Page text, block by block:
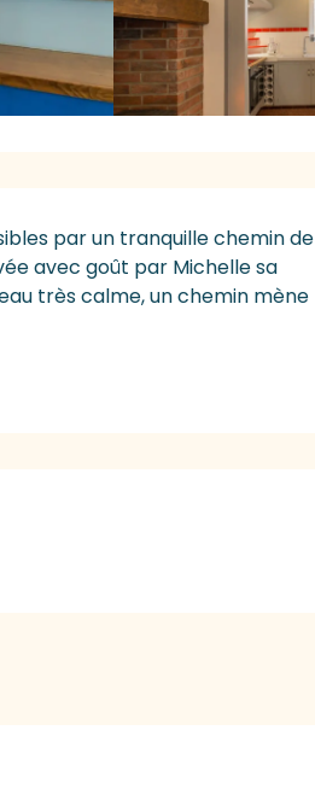
par un tranquille chemin de
avec goût par Michelle sa
très calme, un chemin mène